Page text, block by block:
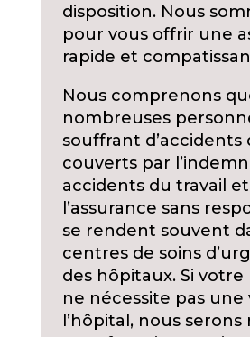
disposition. Nous
pour vous offrir une
rapide et
Nous comprenons
nombreuses
souffrant d’accidents
couverts par
accidents du travail et
l’assurance sans
se rendent souvent
centres de soins
des hôpitaux. Si votre
ne nécessite pas une
l’hôpital, nous serons